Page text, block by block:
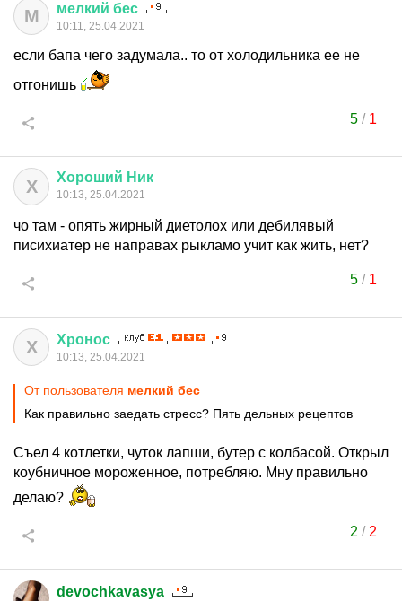
М мелкий бес
10:11, 25.04.2021
если бапа чего задумала.. то от холодильника ее не
отгонишь
5/ 1
Х Хороший Ник
10:13, 25.04.2021
чо там - опять жирный диетолох или дебилявый
писихиатер не направах рыкламо учит как жить, нет?
5/ 1
Х Хронос
10:13, 25.04.2021
От пользователя мелкий бес
Как правильно заедать стресс? Пять дельных рецептов
Съел 4 котлетки, чуток лапши, бутер с колбасой. Открыл
коубничное мороженное, потребляю. Мну правильно
делаю?
2 / 2
devochkavasya